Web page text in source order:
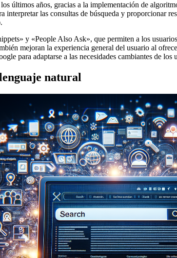
últimos años, gracias a la implementación de
las consultas de búsqueda y proporcionar
y «People Also Ask», que permiten a los
mejoran la experiencia general del usuario al
para adaptarse a las necesidades cambiantes de los
natural